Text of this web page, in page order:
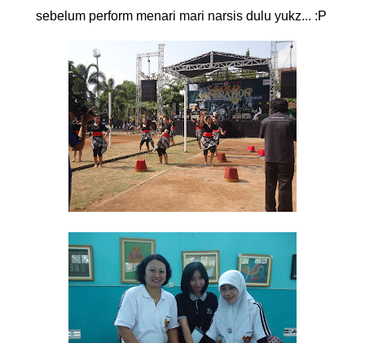
sebelum perform menari mari narsis dulu yukz... :P